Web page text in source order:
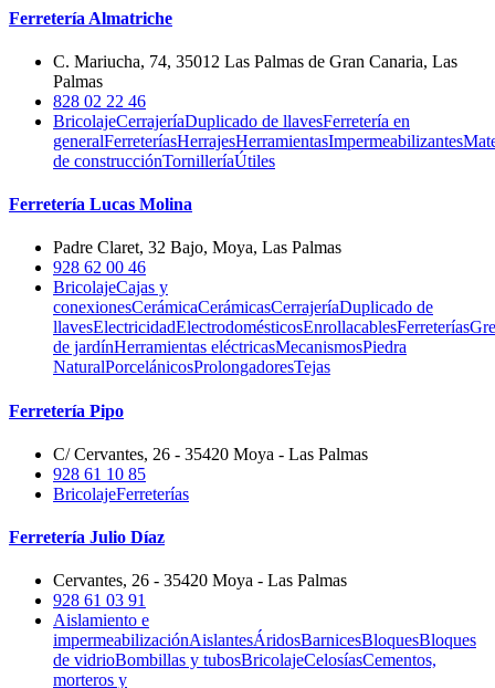
Ferretería Almatriche
C. Mariucha, 74, 35012 Las Palmas de Gran Canaria, Las
Palmas
828 02 22 46
BricolajeCerrajeríaDuplicado de llavesFerretería en
generalFerreteríasHerrajesHerramientasImpermeabilizantes
de construcciónTornilleríaÚtiles
Ferretería Lucas Molina
Padre Claret, 32 Bajo, Moya, Las Palmas
928 62 00 46
BricolajeCajas y
conexionesCerámicaCerámicasCerrajeríaDuplicado de
llavesElectricidadElectrodomésticosEnrollacablesFerreterías
de jardínHerramientas eléctricasMecanismosPiedra
NaturalPorcelánicosProlongadoresTejas
Ferretería Pipo
C/ Cervantes, 26 - 35420 Moya - Las Palmas
928 61 10 85
BricolajeFerreterías
Ferretería Julio Díaz
Cervantes, 26 - 35420 Moya - Las Palmas
928 61 03 91
Aislamiento e
impermeabilizaciónAislantesÁridosBarnicesBloquesBloques
de vidrioBombillas y tubosBricolajeCelosíasCementos,
morteros y